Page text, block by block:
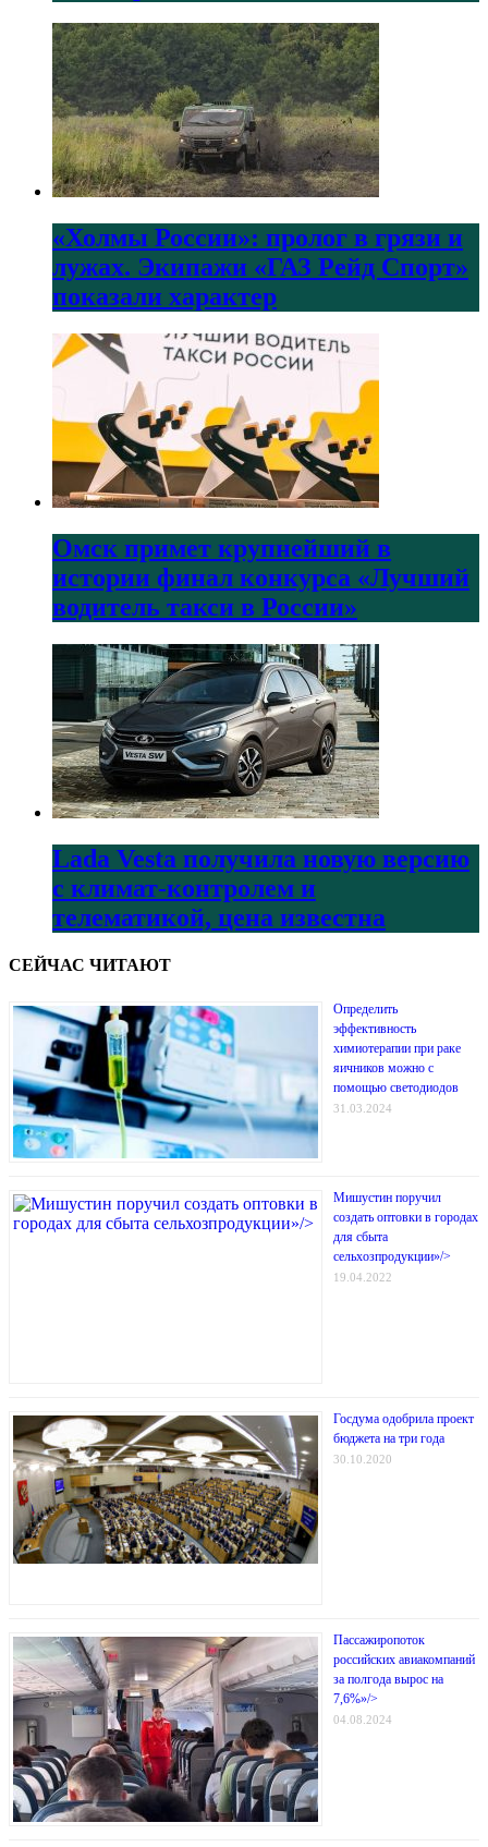
«Холмы России»: пролог в грязи и
лужах. Экипажи «ГАЗ Рейд Спорт»
показали характер
Омск примет крупнейший в
истории финал конкурса «Лучший
водитель такси в России»
Lada Vesta получила новую версию
с климат-контролем и
телематикой, цена известна
СЕЙЧАС ЧИТАЮТ
Определить
эффективность
химиотерапии при раке
яичников можно с
помощью светодиодов
31.03.2024
Мишустин поручил
создать оптовки в городах
для сбыта
сельхозпродукции»/>
19.04.2022
Госдума одобрила проект
бюджета на три года
30.10.2020
Пассажиропоток
российских авиакомпаний
за полгода вырос на
7,6%»/>
04.08.2024